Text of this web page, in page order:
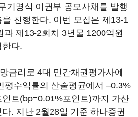
기명식 이권부 공모사채를 발행
진행한다. 이번 모집은 제13-1
과 제13-2회차 3년물 1200억원
한다.
금리로 4대 민간채권평가사에
평수익률의 산술평균에서 –0.3%
트(bp=0.01%포인트)까지 가산
. 지난 2월28일 기준 하나증권